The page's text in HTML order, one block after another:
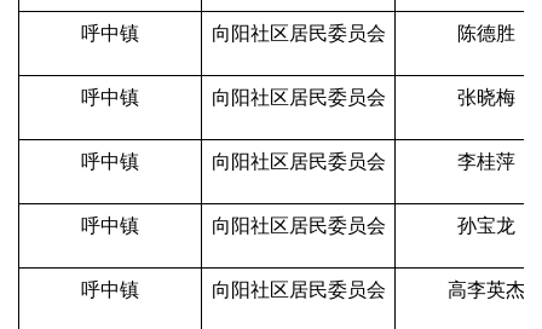
呼中镇 向阳社区居民委员会 陈德胜
呼中镇 向阳社区居民委员会 张晓梅
呼中镇 向阳社区居民委员会 李桂萍
呼中镇 向阳社区居民委员会 孙宝龙
呼中镇 向阳社区居民委员会 高李英杰